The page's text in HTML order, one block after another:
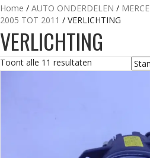
Home / AUTO ONDERDELEN /
2005 TOT 2011 / VERLICHTING
VERLICHTING
Toont alle 11 resultaten